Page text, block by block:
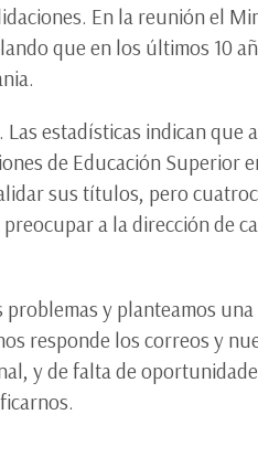
En la reunión el
que en los últimos 10
estadísticas indican que
de Educación Superior
sus títulos, pero
a la dirección de
y planteamos
responde los correos y
y de falta de